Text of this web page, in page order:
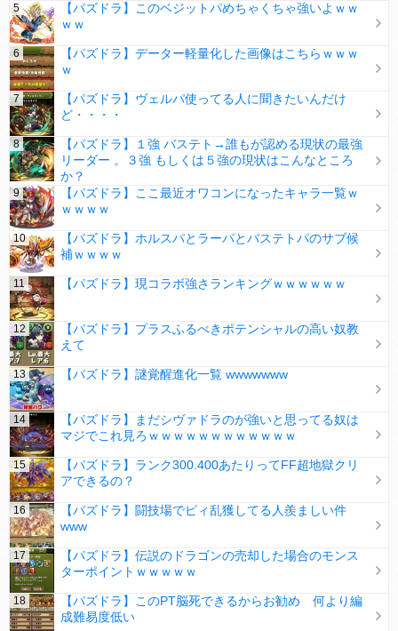
【パズドラ】このベジットパめちゃくちゃ強いよｗｗ
ｗｗ
【パズドラ】データー軽量化した画像はこちらｗｗｗ
ｗ
【パズドラ】ヴェルパ使ってる人に聞きたいんだけ
ど・・・・
【パズドラ】１強 バステト→誰もが認める現状の最強
リーダー 。３強 もしくは５強の現状はこんなところ
か？
【パズドラ】ここ最近オワコンになったキャラ一覧ｗ
ｗｗｗｗ
【パズドラ】ホルスパとラーパとバステトパのサブ候
補ｗｗｗｗ
【パズドラ】現コラボ強さランキングｗｗｗｗｗｗ
【パズドラ】プラスふるべきポテンシャルの高い奴教
えて
【パズドラ】謎覚醒進化一覧 wwwwwww
【パズドラ】まだシヴァドラのが強いと思ってる奴は
マジでこれ見ろｗｗｗｗｗｗｗｗｗｗｗｗ
【パズドラ】ランク300.400あたりってFF超地獄クリ
アできるの？
【パズドラ】闘技場でピィ乱獲してる人羨ましい件
www
【パズドラ】伝説のドラゴンの売却した場合のモンス
ターポイントｗｗｗｗｗ
【パズドラ】このPT脳死できるからお勧め 何より編
成難易度低い